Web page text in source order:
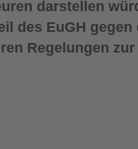
darstellen
des EuGH
Regelungen